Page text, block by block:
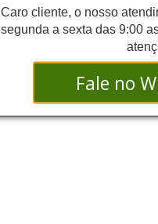
Caro cliente, o nosso
segunda a sexta das 9:00
Fale no